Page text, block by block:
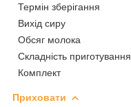
Термін зберігання
Вихід сиру
Обсяг молока
Складність приготування
Комплект
Приховати